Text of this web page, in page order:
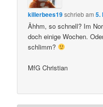
killerbees19schriebam5.
Ähhm, so schnell? Im
doch einige Wochen.
schlimm?
MfG Christian